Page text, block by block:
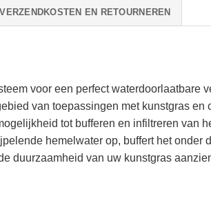
VERZENDKOSTEN EN RETOURNEREN
voor een perfect waterdoorlaatbare
van toepassingen met kunstgras en
tot bufferen en infiltreren van
hemelwater op, buffert het onder
duurzaamheid van uw kunstgras